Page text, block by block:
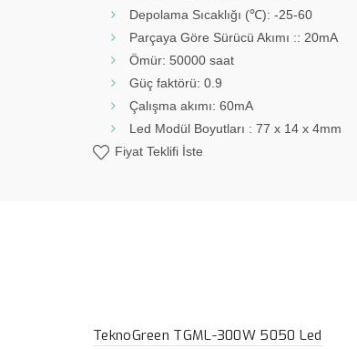
Depolama Sıcaklığı (℃): -25-60
Parçaya Göre Sürücü Akımı :: 20mA
Ömür: 50000 saat
Güç faktörü: 0.9
Çalışma akımı: 60mA
Led Modül Boyutları : 77 x 14 x 4mm
Fiyat Teklifi İste
TeknoGreen TGML-300W 5050 Led